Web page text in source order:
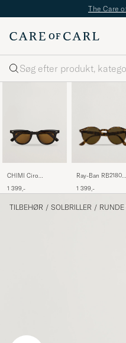
The Care
Søg
CHIMI Ciro
1 399,-
Ray-Ban RB2180
Dark Havana/Dark
1 399,-
TILBEHØR / SOLBRILLER / RUNDE